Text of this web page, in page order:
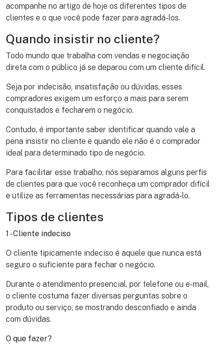
acompanhe no artigo de hoje os diferentes tipos de
clientes e o que você pode fazer para agradá-los.
Quando insistir no cliente?
Todo mundo que trabalha com vendas e negociação
direta com o público já se deparou com um cliente difícil.
Seja por indecisão, insatisfação ou dúvidas, esses
compradores exigem um esforço a mais para serem
conquistados e fecharem o negócio.
Contudo, é importante saber identificar quando vale a
pena insistir no cliente e quando ele não é o comprador
ideal para determinado tipo de negócio.
Para facilitar esse trabalho, nós separamos alguns perfis
de clientes para que você reconheça um comprador difícil
e utilize as ferramentas necessárias para agradá-lo.
Tipos de clientes
1 - Cliente indeciso
O cliente tipicamente indeciso é aquele que nunca está
seguro o suficiente para fechar o negócio.
Durante o atendimento presencial, por telefone ou e-mail,
o cliente costuma fazer diversas perguntas sobre o
produto ou serviço, se mostrando desconfiado e ainda
com dúvidas.
O que fazer?